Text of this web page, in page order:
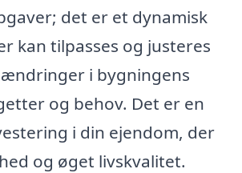
det er et dynamisk
kan tilpasses og justeres
i bygningens
og behov. Det er en
i din ejendom, der
og øget livskvalitet.